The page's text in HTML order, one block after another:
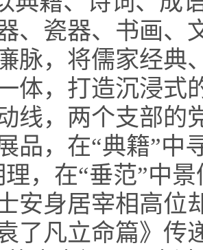
博物馆藏廉洁
典籍、诗词、
、瓷器、书
脉，将儒家
体，打造沉
线，两个支
品，在“典籍”